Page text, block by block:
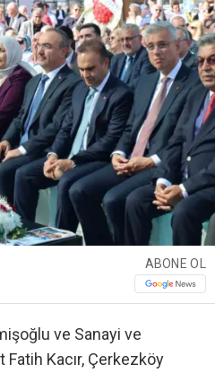
ABONE OL
ve Sanayi ve
Fatih Kacır, Çerkezköy